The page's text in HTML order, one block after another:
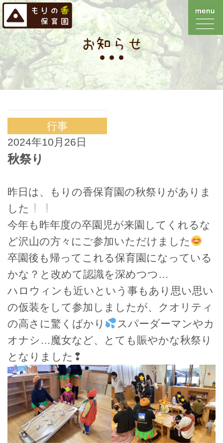
お知らせ
行事
2024年10月26日
秋祭り
昨日は、もりの香保育園の秋祭りがありま
した
今年も昨年度の卒園児が来園してくれるな
ど沢山の方々にご参加いただけました
卒園後も帰ってこれる保育園になっている
かな？と改めて認識を深めつつ…
ハロウィンも近いという事もあり思い思い
の仮装をして参加しましたが、クオリティ
の高さに驚くばかり
スパーダーマンやカ
オナシ…魔女など、とても賑やかな秋祭り
となりました❢